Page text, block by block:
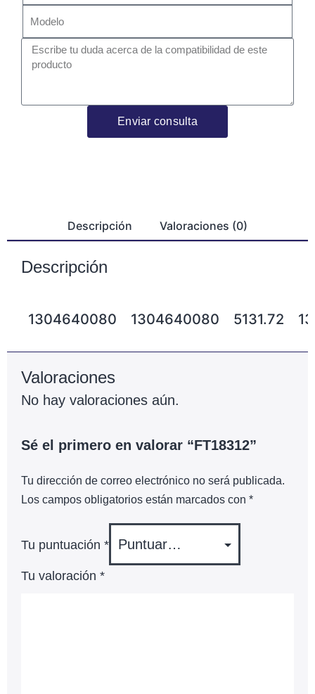
Enviar consulta
Descripción Valoraciones (0)
Descripción
1304640080 1304640080 5131.72
Valoraciones
No hay valoraciones aún.
Sé el primero en valorar “FT18312”
Tu dirección de correo electrónico no será publicada.
Los campos obligatorios están marcados con *
Tu puntuación *
Tu valoración *